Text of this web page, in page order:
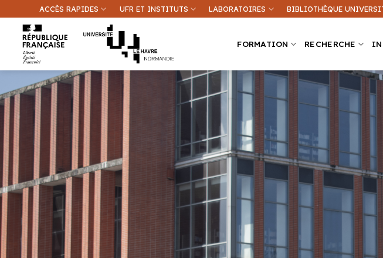
contenu
ACCÈS RAPIDES UFR ET INSTITUTS LABORATOIRES BIBLIOTHÈQUE
FORMATION RECHERCHE
Que
Une information sur ce site Une